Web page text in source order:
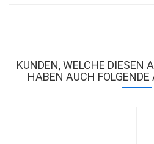
KUNDEN, WELCHE DIESEN
HABEN AUCH